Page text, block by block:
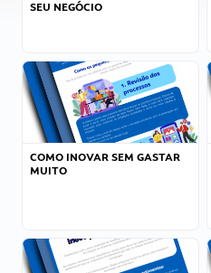
SEU NEGÓCIO
COMO INOVAR SEM GASTAR
MUITO